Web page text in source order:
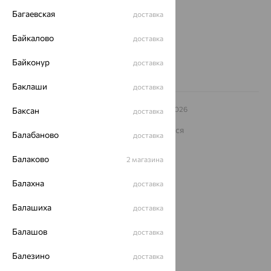
Другие города
Заказать звонок
© ООО «Ювелирный дом «Кристалл»,2009 – 2026
На информационном ресурсе применяются
рекомендательные технологии
ОГРН 1044800168379
Разработка сайта —
Багаевская доставка
Байкалово доставка
Байконур доставка
Баклаши доставка
Баксан доставка
Балабаново доставка
Балаково 2 магазина
Балахна доставка
Балашиха доставка
Балашов доставка
Балезино доставка